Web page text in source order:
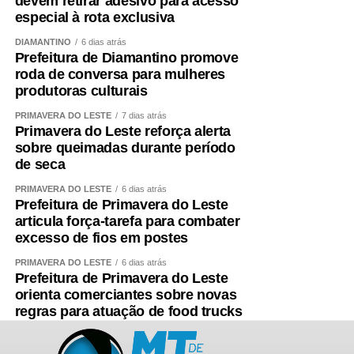
orientar sobre segurança, combater o uso de linhas
perigosas, preservar essa tradição e fortalecer um esporte
que cresce a cada ano. A pipa promove inclusão social,
gera renda para muitas famílias e aproxima pais e filhos
por meio de uma atividade saudável.”
*PROGRAMAÇÃO NO MUSEU*
O Museu oferece programação completa para toda a
família. Além da oficina, quem visitar o Museu poderá
aproveitar a Feira Permanente, realizada das 9h às 17h,
com entrada gratuita. O espaço reúne gastronomia
regional, artesanato, produtores da economia criativa,
bingo e atrações culturais em um ambiente integrado à
natureza.
As crianças também poderão brincar no playground,
participar das atividades de desenho e pintura junto ao
especial à rota exclusiva
DIAMANTINO 6 dias atrás
Prefeitura de Diamantino promove
roda de conversa para mulheres
produtoras culturais
PRIMAVERA DO LESTE 7 dias atrás
Primavera do Leste reforça alerta
sobre queimadas durante período
de seca
PRIMAVERA DO LESTE 6 dias atrás
Prefeitura de Primavera do Leste
articula força-tarefa para combater
excesso de fios em postes
PRIMAVERA DO LESTE 6 dias atrás
Prefeitura de Primavera do Leste
orienta comerciantes sobre novas
regras para atuação de food trucks